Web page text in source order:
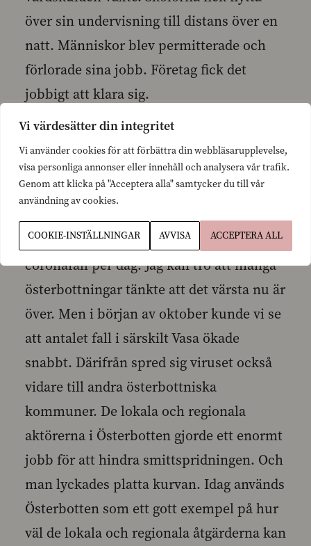
Vi värdesätter din integritet
Vi använder cookies för att förbättra din webbläsarupplevelse,
visa personliga annonser eller innehåll och analysera vår trafik.
Genom att klicka på "Acceptera alla" samtycker du till vår
användning av cookies.
COOKIE-INSTÄLLNINGAR AVVISA ACCEPTERA ALL
över sin undervisning till distans över en
natt. Människor blev permitterade och
förlorade sina jobb. Företag fick det
jobbigt att klara sig.
Tack vare att finländarna följde
rekommendationerna så väl och
regeringen agerade i rätt tid kunde vi
stegvis öppna samhället igen. Under
sommaren hade vi bara ett fåtal
coronafall per dag. Jag kan tro att många
österbottningar tänkte att det värsta nu är
över. Men i början av oktober kunde vi se
att antalet fall i särskilt Vasa ökade
snabbt. Därifrån spred sig viruset också
vidare till andra österbottniska
kommuner. De lokala och regionala
aktörerna i Österbotten gjorde ett enormt
jobb för att hindra smittspridningen. Och
man lyckades platta kurvan. Idag används
Österbotten som ett gott exempel på hur
väl de lokala och regionala åtgärderna kan